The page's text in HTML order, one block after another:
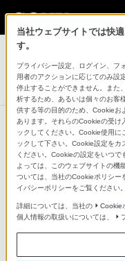
デジタルスチルカメラ
デジタルスチルカメラ
DSC-HX90V
カメラの機能
コンパクトボ
小型・軽量化を目指
採用し剛性感を持た
グ、握りやすさとコ
当社ウェブサイトでは快
す。
プライバシー設定、ログイン、フ
用者のアクションに応じてのみ設
停止することができません。また
析するため、あるいは個々のお客
供する等の目的のため、Cookieお
あります。それらのCookieの受け
ックしてください。Cookie使用に
ックして下さい。Cookie設定を
ください。Cookieの設定をいつ
よっては、このウェブサイトの機
ついては、当社のCookieポリシー
イバシーポリシーをご覧ください。
詳細については、当社の Cookie
個人情報の取扱いについては、